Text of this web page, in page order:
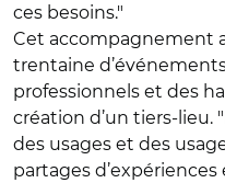
ces besoins."
Cet accompagnement
trentaine
professionnels et des
création d’un tiers-lieu.
des usages et des
partages